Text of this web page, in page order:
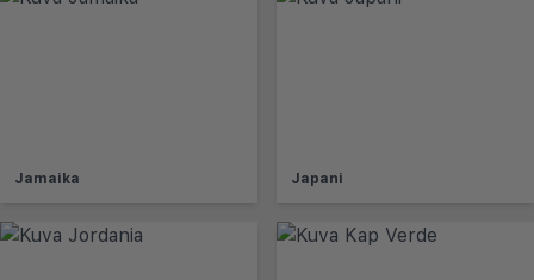
Jamaika Japani